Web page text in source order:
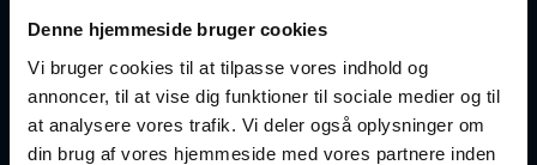
Denne hjemmeside bruger cookies
Vi bruger cookies til at tilpasse vores indhold og
annoncer, til at vise dig funktioner til sociale medier og til
at analysere vores trafik. Vi deler også oplysninger om
din brug af vores hjemmeside med vores partnere inden
Intet kan måle sig med cirkusmanegens magi. Lydene, lysets
glimt i kostumernes pailletter, duften af savsmuld og
popcorn samt suset, når